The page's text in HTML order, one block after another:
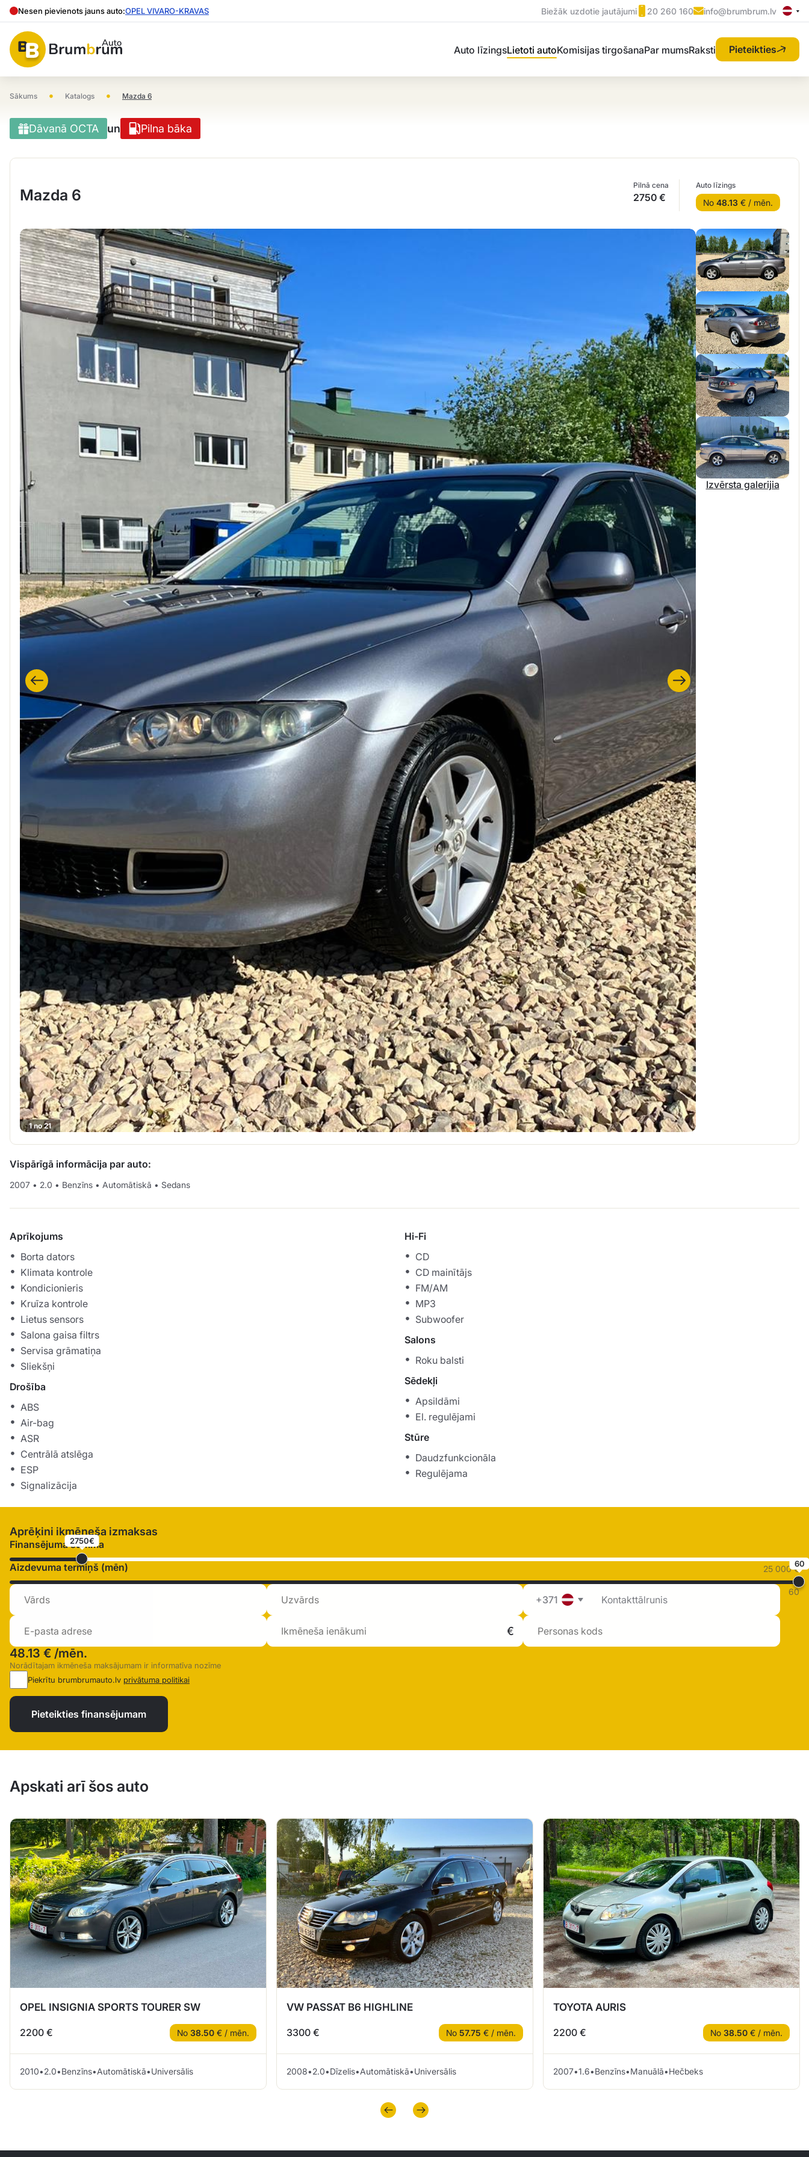
Nesen pievienots jauns auto:OPEL VIVARO-KRAVAS Biežāk uzdotie jautājumi 20 260 160 info@brumbrum.lv
Auto līzingsLietoti autoKomisijas tirgošanaPar mumsRaksti Pieteikties
Sākums • Katalogs • Mazda 6
Dāvanā OCTA un Pilna bāka
Mazda 6
Pilnā cena
2750 €
Auto līzings
No 48.13 € / mēn.
1 no 21
Izvērsta galerijia
Vispārīgā informācija par auto:
2007 • 2.0 • Benzīns • Automātiskā • Sedans
Aprīkojums
Borta dators
Klimata kontrole
Kondicionieris
Kruīza kontrole
Lietus sensors
Salona gaisa filtrs
Servisa grāmatiņa
Sliekšņi
Drošība
ABS
Air-bag
ASR
Centrālā atslēga
ESP
Signalizācija
Hi-Fi
CD
CD mainītājs
FM/AM
MP3
Subwoofer
Salons
Roku balsti
Sēdekļi
Apsildāmi
El. regulējami
Stūre
Daudzfunkcionāla
Regulējama
Aprēķini ikmēneša izmaksas
Finansējuma summa
2750€
25 000 €
Aizdevuma termiņš (mēn) 60
60
+371
48.13 € /mēn.
Norādītajam ikmēneša maksājumam ir informatīva nozīme
Piekrītu brumbrumauto.lv privātuma politikai
Pieteikties finansējumam
Apskati arī šos auto
OPEL INSIGNIA SPORTS TOURER SW
2200 € No 38.50 € / mēn.
2010•2.0•Benzīns•Automātiskā•Universālis
VW PASSAT B6 HIGHLINE
3300 € No 57.75 € / mēn.
2008•2.0•Dīzelis•Automātiskā•Universālis
TOYOTA AURIS
2200 € No 38.50 € / mēn.
2007•1.6•Benzīns•Manuālā•Hečbeks